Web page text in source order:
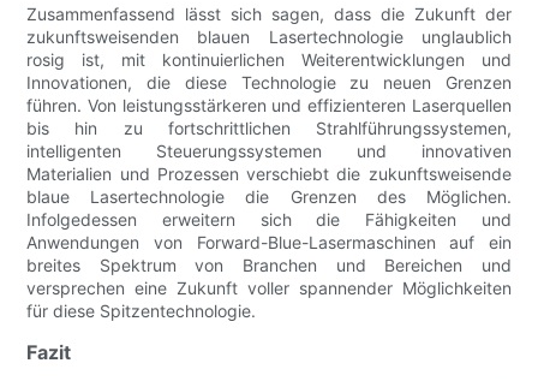
Zusammenfassend lässt sich sagen, dass die Zukunft der
zukunftsweisenden blauen Lasertechnologie unglaublich
rosig ist, mit kontinuierlichen Weiterentwicklungen und
Innovationen, die diese Technologie zu neuen Grenzen
führen. Von leistungsstärkeren und effizienteren Laserquellen
bis hin zu fortschrittlichen Strahlführungssystemen,
intelligenten Steuerungssystemen und innovativen
Materialien und Prozessen verschiebt die zukunftsweisende
blaue Lasertechnologie die Grenzen des Möglichen.
Infolgedessen erweitern sich die Fähigkeiten und
Anwendungen von Forward-Blue-Lasermaschinen auf ein
breites Spektrum von Branchen und Bereichen und
versprechen eine Zukunft voller spannender Möglichkeiten
für diese Spitzentechnologie.
Fazit